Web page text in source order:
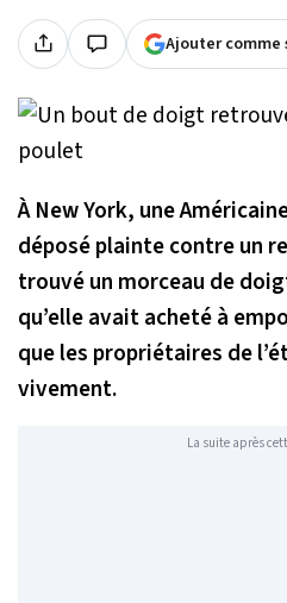
Ajouter comme
À New York, une
déposé plainte contre un
trouvé un morceau de
qu’elle avait acheté à
que les propriétaires de
vivement.
La suite après